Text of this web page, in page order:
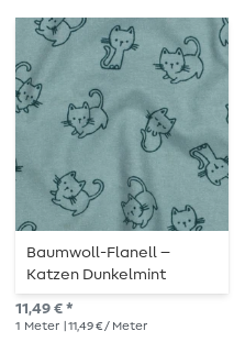
Baumwoll-Flanell –
Katzen Dunkelmint
11,49 € *
1 Meter | 11,49 € / Meter